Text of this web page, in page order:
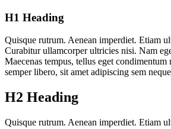
H1 Heading
Quisque rutrum. Aenean imperdiet. Etiam
Curabitur ullamcorper ultricies nisi. Nam
Maecenas tempus, tellus eget condimentum
semper libero, sit amet adipiscing sem
H2 Heading
Quisque rutrum. Aenean imperdiet. Etiam